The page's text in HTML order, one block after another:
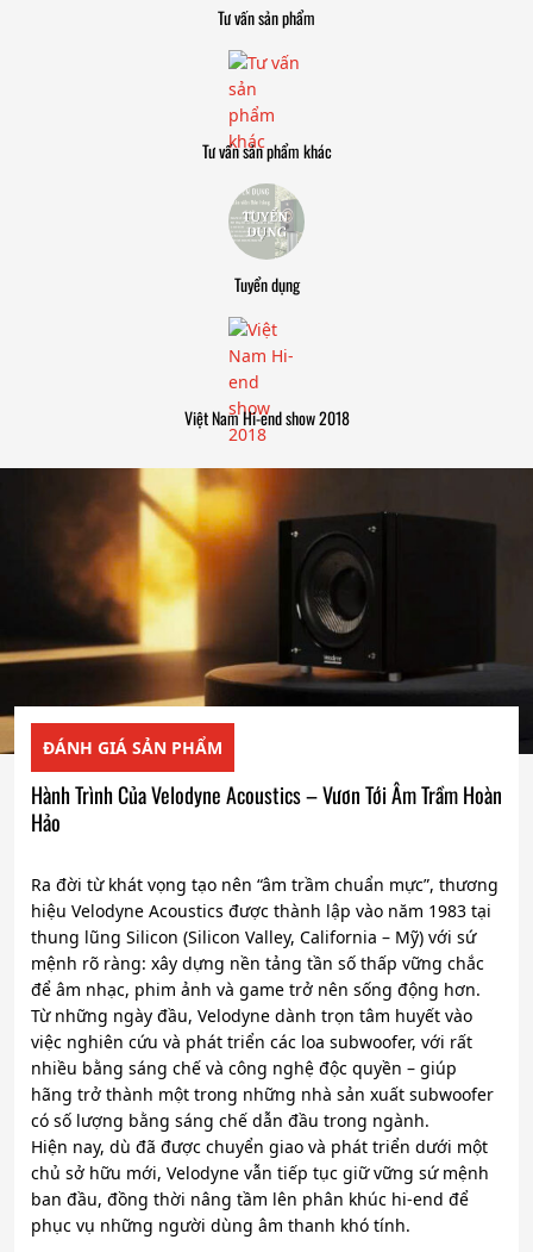
Tư vấn sản phẩm
Tư vấn sản phẩm khác
Tuyển dụng
Việt Nam Hi-end show 2018
ĐÁNH GIÁ SẢN PHẨM
Hành Trình Của Velodyne Acoustics – Vươn Tới Âm Trầm Hoàn
Hảo
Ra đời từ khát vọng tạo nên “âm trầm chuẩn mực”, thương
hiệu Velodyne Acoustics được thành lập vào năm 1983 tại
thung lũng Silicon (Silicon Valley, California – Mỹ) với sứ
mệnh rõ ràng: xây dựng nền tảng tần số thấp vững chắc
để âm nhạc, phim ảnh và game trở nên sống động hơn.
Từ những ngày đầu, Velodyne dành trọn tâm huyết vào
việc nghiên cứu và phát triển các loa subwoofer, với rất
nhiều bằng sáng chế và công nghệ độc quyền – giúp
hãng trở thành một trong những nhà sản xuất subwoofer
có số lượng bằng sáng chế dẫn đầu trong ngành.
Hiện nay, dù đã được chuyển giao và phát triển dưới một
chủ sở hữu mới, Velodyne vẫn tiếp tục giữ vững sứ mệnh
ban đầu, đồng thời nâng tầm lên phân khúc hi-end để
phục vụ những người dùng âm thanh khó tính.